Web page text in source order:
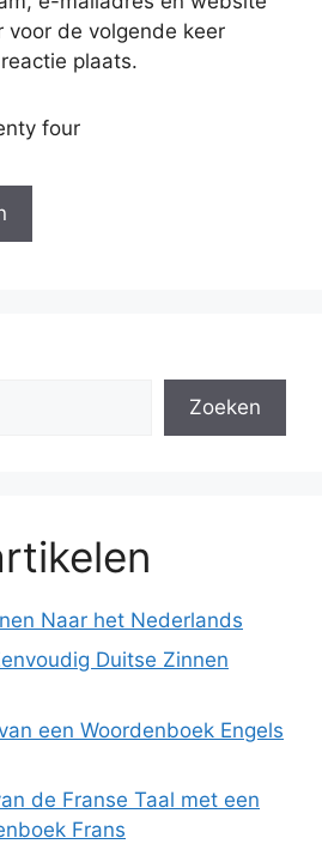
voor de volgende keer
plaats.
four
Zoeken
Naar het Nederlands
Duitse Zinnen
een Woordenboek Engels
de Franse Taal met een
Frans